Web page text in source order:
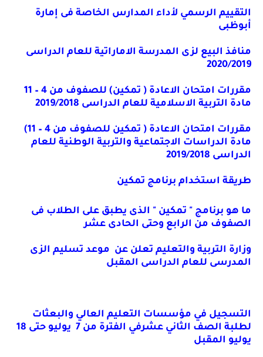
التقييم الرسمي لأداء المدارس الخاصة فى إمارة
أبوظبى
منافذ البيع لزى المدرسة الاماراتية للعام الدراسى
2020/2019
مقررات امتحان الاعادة ( تمكين) للصفوف من 4 – 11
مادة التربية الاسلامية للعام الدراسى 2019/2018
مقررات امتحان الاعادة ( تمكين للصفوف من 4 – 11)
مادة الدراسات الاجتماعية والتربية الوطنية للعام
الدراسى 2019/2018
طريقة استخدام برنامج تمكين
ما هو برنامج " تمكين " الذى يطبق على الطلاب فى
الصفوف من الرابع وحتى الحادى عشر
وزارة التربية والتعليم تعلن عن موعد تسليم الزى
المدرسى للعام الدراسى المقبل
التسجيل في مؤسسات التعليم العالي والبعثات
لطلبة الصف الثاني عشرفي الفترة من 7 يوليو حتى 18
يوليو المقبل